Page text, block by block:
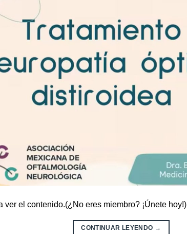
ver el contenido.(¿No eres miembro? ¡Únete hoy!)
CONTINUAR LEYENDO →